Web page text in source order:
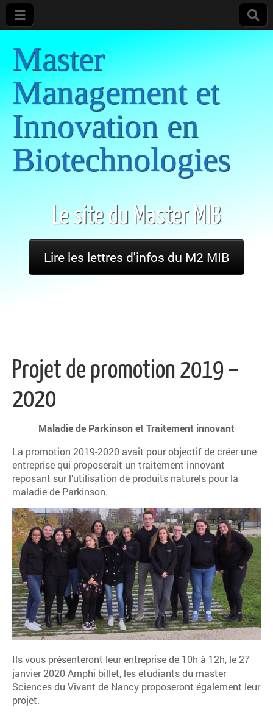
Master
Management et
Innovation en
Biotechnologies
Le site du Master MIB
Lire les lettres d'infos du M2 MIB
Projet de promotion 2019 –
2020
Maladie de Parkinson et Traitement innovant
La promotion 2019-2020 avait pour objectif de créer une
entreprise qui proposerait un traitement innovant
reposant sur l’utilisation de produits naturels pour la
maladie de Parkinson.
Ils vous présenteront leur entreprisede 10h à 12h, le 27
janvier 2020 Amphi billet, les étudiants du master
Sciences du Vivant de Nancy proposeront également leur
projet.